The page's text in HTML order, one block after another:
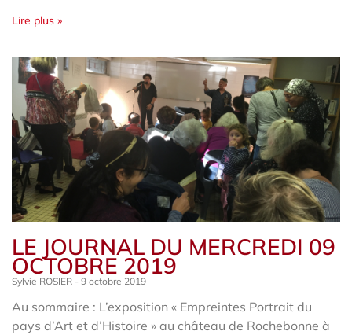
Lire plus »
LE JOURNAL DU MERCREDI 09
OCTOBRE 2019
Sylvie ROSIER 9 octobre 2019
Au sommaire : L’exposition « Empreintes Portrait du
pays d’Art et d’Histoire » au château de Rochebonne à